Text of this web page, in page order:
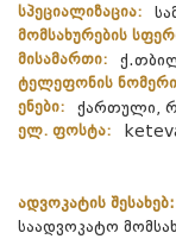
სპეციალიზაცია:
მომსახურების
მისამართი:
ტელეფონის
ენები:
ქართული,
ელ. ფოსტა:
ადვოკატის შესახებ:
საადვოკატო